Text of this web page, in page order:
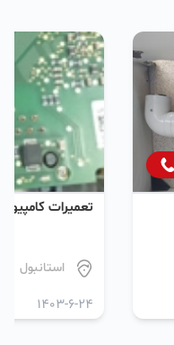
تعمیرات
استانبول
1403-6-24